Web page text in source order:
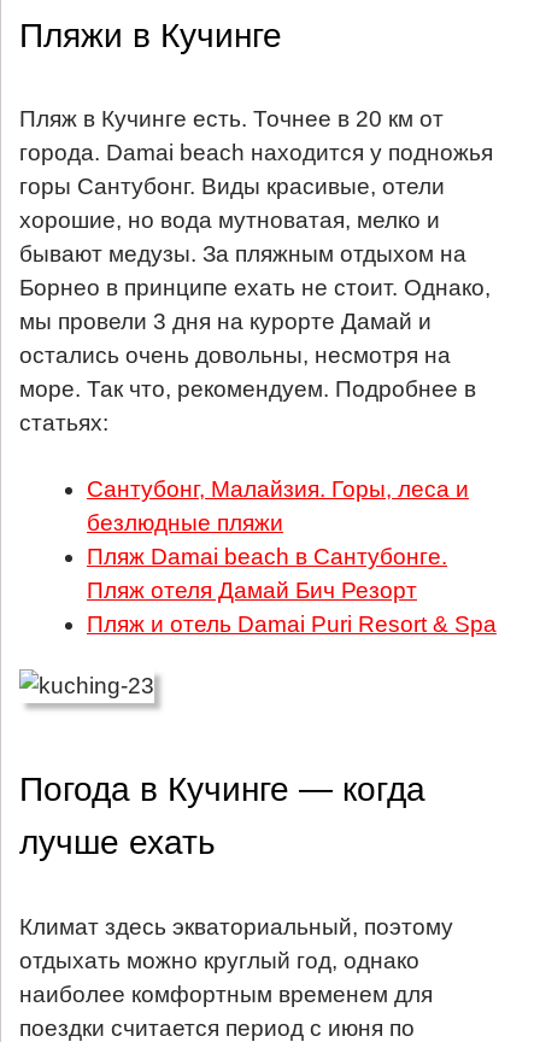
Пляжи в Кучинге
Пляж в Кучинге есть. Точнее в 20 км от
города. Damai beach находится у подножья
горы Сантубонг. Виды красивые, отели
хорошие, но вода мутноватая, мелко и
бывают медузы. За пляжным отдыхом на
Борнео в принципе ехать не стоит. Однако,
мы провели 3 дня на курорте Дамай и
остались очень довольны, несмотря на
море. Так что, рекомендуем. Подробнее в
статьях:
Сантубонг, Малайзия. Горы, леса и
безлюдные пляжи
Пляж Damai beach в Сантубонге.
Пляж отеля Дамай Бич Резорт
Пляж и отель Damai Puri Resort & Spa
Погода в Кучинге — когда
лучше ехать
Климат здесь экваториальный, поэтому
отдыхать можно круглый год, однако
наиболее комфортным временем для
поездки считается период с июня по